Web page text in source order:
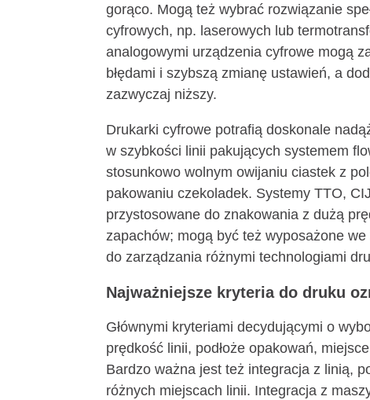
gorąco. Mogą też wybrać rozwiązanie
cyfrowych, np. laserowych lub
analogowymi urządzenia cyfrowe mogą
błędami i szybszą zmianę ustawień, a
zazwyczaj niższy.
Drukarki cyfrowe potrafią doskonale
w szybkości linii pakujących systemem
stosunkowo wolnym owijaniu ciastek z
pakowaniu czekoladek. Systemy TTO,
przystosowane do znakowania z dużą
zapachów; mogą być też wyposażone
do zarządzania różnymi technologiami
Najważniejsze kryteria do druku
Głównymi kryteriami decydującymi o
prędkość linii, podłoże opakowań,
Bardzo ważna jest też integracja z linią,
różnych miejscach linii. Integracja z